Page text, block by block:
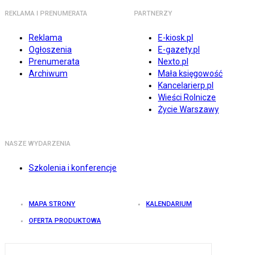
REKLAMA I PRENUMERATA
Reklama
Ogłoszenia
Prenumerata
Archiwum
PARTNERZY
E-kiosk.pl
E-gazety.pl
Nexto.pl
Mała księgowość
Kancelarierp.pl
Wieści Rolnicze
Życie Warszawy
NASZE WYDARZENIA
Szkolenia i konferencje
MAPA STRONY KALENDARIUM
OFERTA PRODUKTOWA